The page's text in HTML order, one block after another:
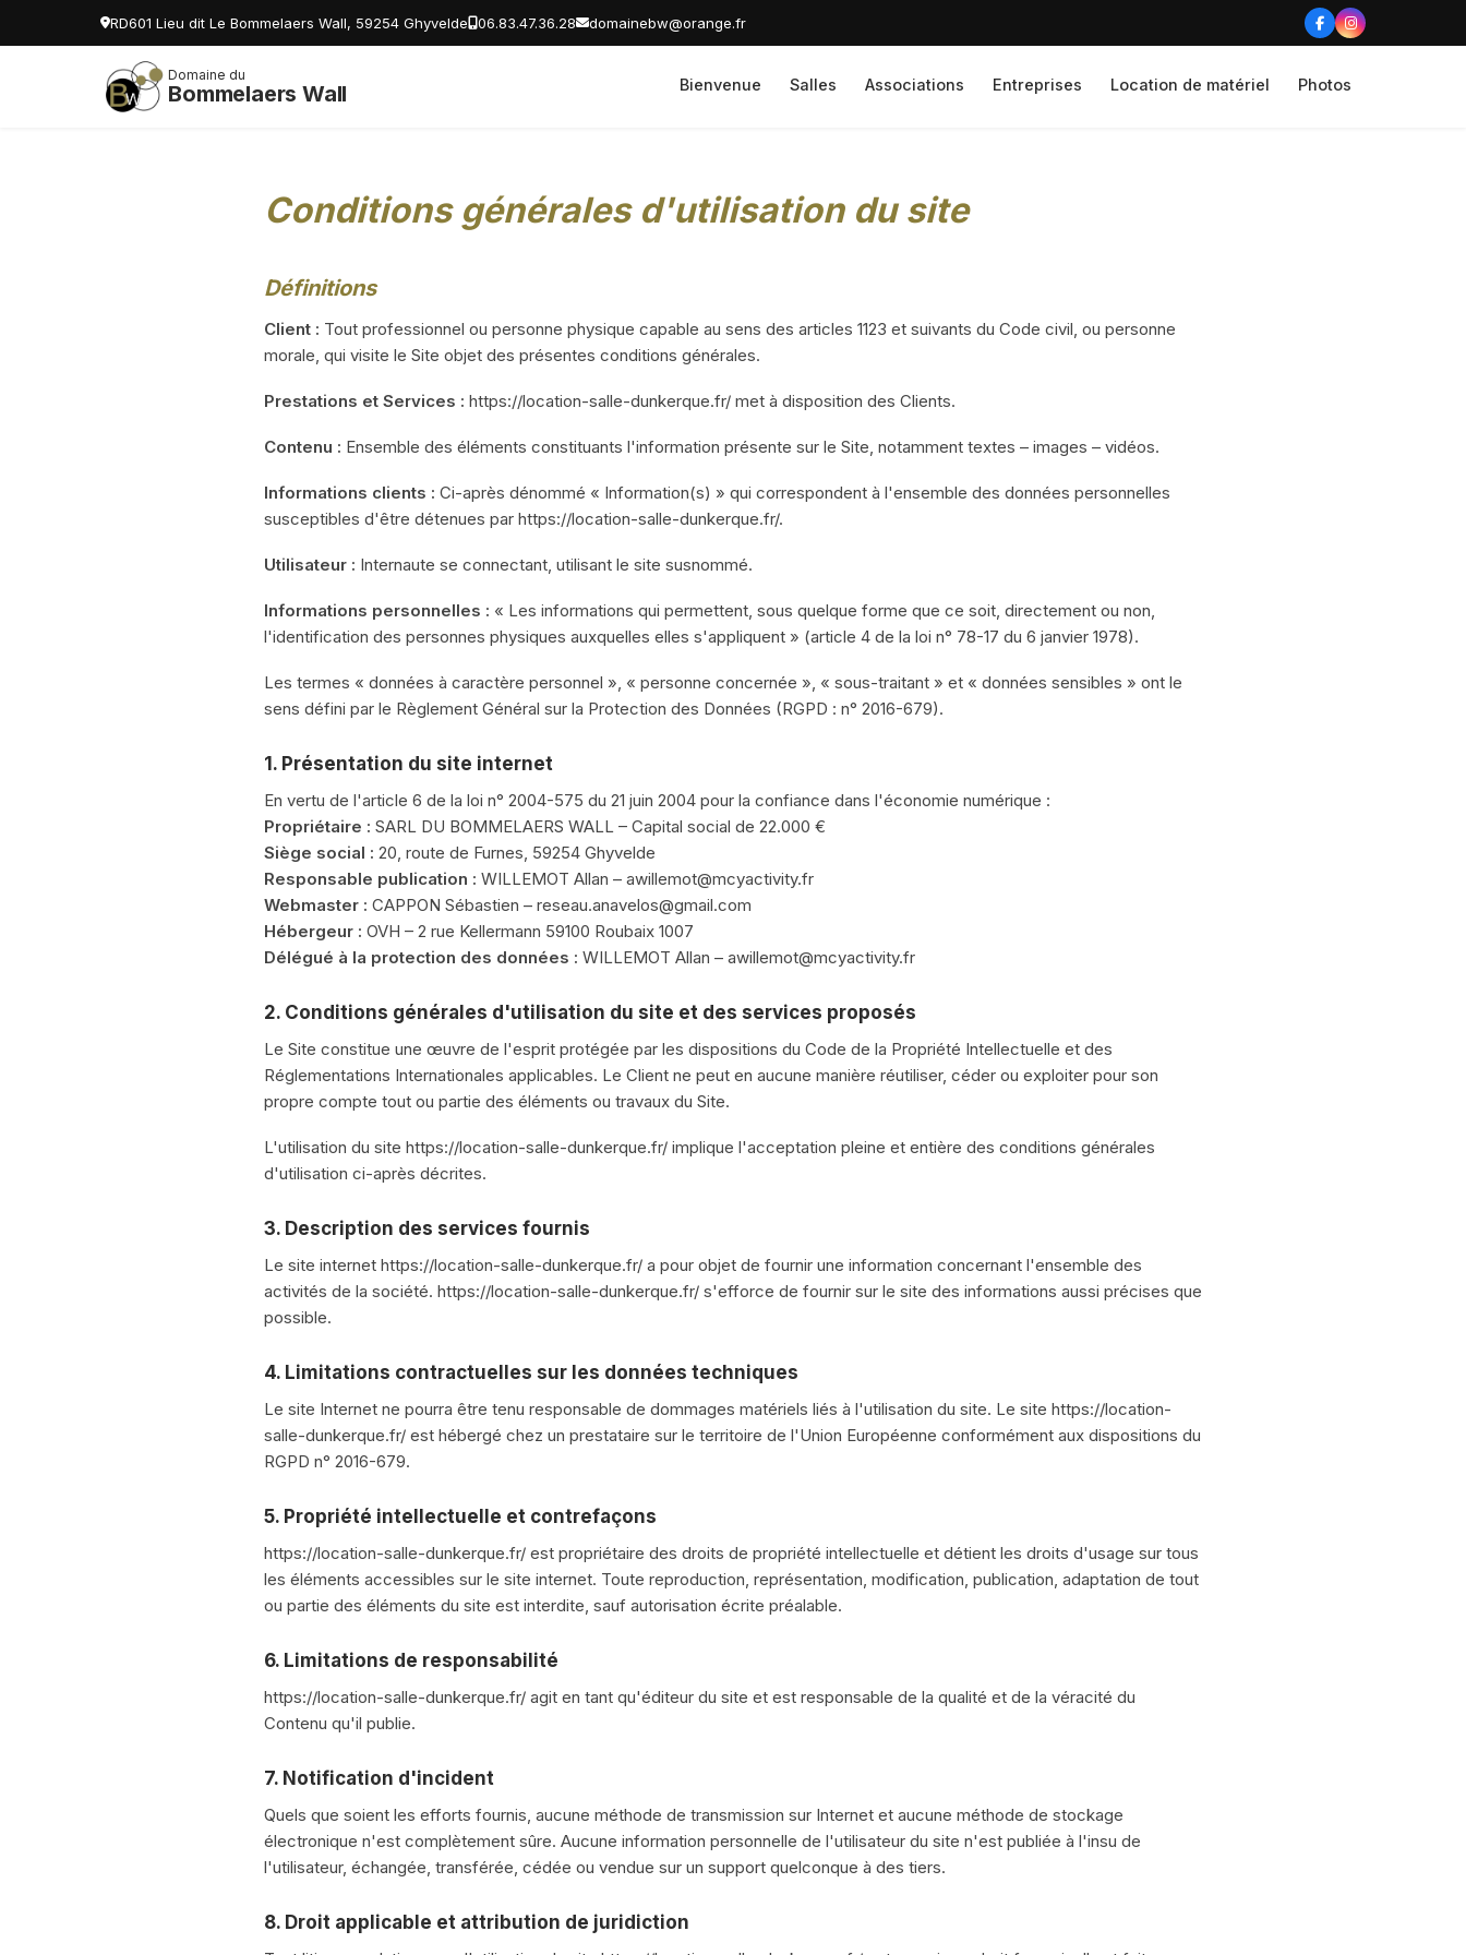
RD601 Lieu dit Le Bommelaers Wall, 59254 Ghyvelde 06.83.47.36.28 domainebw@orange.fr
Domaine du
Bommelaers Wall Bienvenue Salles Associations Entreprises Location de matériel Photos
Conditions générales d'utilisation du site
Définitions
Client : Tout professionnel ou personne physique capable au sens des articles 1123 et suivants du Code civil, ou personne
morale, qui visite le Site objet des présentes conditions générales.
Prestations et Services : https://location-salle-dunkerque.fr/ met à disposition des Clients.
Contenu : Ensemble des éléments constituants l'information présente sur le Site, notamment textes – images – vidéos.
Informations clients : Ci-après dénommé « Information(s) » qui correspondent à l'ensemble des données personnelles
susceptibles d'être détenues par https://location-salle-dunkerque.fr/.
Utilisateur : Internaute se connectant, utilisant le site susnommé.
Informations personnelles : « Les informations qui permettent, sous quelque forme que ce soit, directement ou non,
l'identification des personnes physiques auxquelles elles s'appliquent » (article 4 de la loi n° 78-17 du 6 janvier 1978).
Les termes « données à caractère personnel », « personne concernée », « sous-traitant » et « données sensibles » ont le
sens défini par le Règlement Général sur la Protection des Données (RGPD : n° 2016-679).
1. Présentation du site internet
En vertu de l'article 6 de la loi n° 2004-575 du 21 juin 2004 pour la confiance dans l'économie numérique :
Propriétaire : SARL DU BOMMELAERS WALL – Capital social de 22.000 €
Siège social : 20, route de Furnes, 59254 Ghyvelde
Responsable publication : WILLEMOT Allan – awillemot@mcyactivity.fr
Webmaster : CAPPON Sébastien – reseau.anavelos@gmail.com
Hébergeur : OVH – 2 rue Kellermann 59100 Roubaix 1007
Délégué à la protection des données : WILLEMOT Allan – awillemot@mcyactivity.fr
2. Conditions générales d'utilisation du site et des services proposés
Le Site constitue une œuvre de l'esprit protégée par les dispositions du Code de la Propriété Intellectuelle et des
Réglementations Internationales applicables. Le Client ne peut en aucune manière réutiliser, céder ou exploiter pour son
propre compte tout ou partie des éléments ou travaux du Site.
L'utilisation du site https://location-salle-dunkerque.fr/ implique l'acceptation pleine et entière des conditions générales
d'utilisation ci-après décrites.
3. Description des services fournis
Le site internet https://location-salle-dunkerque.fr/ a pour objet de fournir une information concernant l'ensemble des
activités de la société. https://location-salle-dunkerque.fr/ s'efforce de fournir sur le site des informations aussi précises que
possible.
4. Limitations contractuelles sur les données techniques
Le site Internet ne pourra être tenu responsable de dommages matériels liés à l'utilisation du site. Le site https://location-
salle-dunkerque.fr/ est hébergé chez un prestataire sur le territoire de l'Union Européenne conformément aux dispositions du
RGPD n° 2016-679.
5. Propriété intellectuelle et contrefaçons
https://location-salle-dunkerque.fr/ est propriétaire des droits de propriété intellectuelle et détient les droits d'usage sur tous
les éléments accessibles sur le site internet. Toute reproduction, représentation, modification, publication, adaptation de tout
ou partie des éléments du site est interdite, sauf autorisation écrite préalable.
6. Limitations de responsabilité
https://location-salle-dunkerque.fr/ agit en tant qu'éditeur du site et est responsable de la qualité et de la véracité du
Contenu qu'il publie.
7. Notification d'incident
Quels que soient les efforts fournis, aucune méthode de transmission sur Internet et aucune méthode de stockage
électronique n'est complètement sûre. Aucune information personnelle de l'utilisateur du site n'est publiée à l'insu de
l'utilisateur, échangée, transférée, cédée ou vendue sur un support quelconque à des tiers.
8. Droit applicable et attribution de juridiction